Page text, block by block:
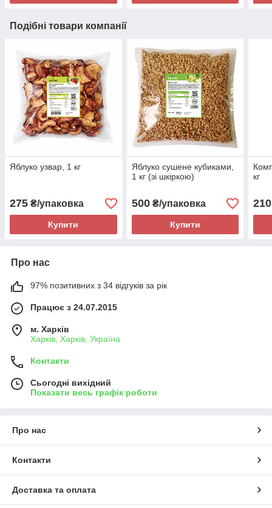
Подібні товари компанії
Яблуко узвар, 1 кг
275 ₴/упаковка
Купити
Яблуко сушене кубиками,
1 кг (зі шкіркою)
500₴/упаковка
Купити
кг
210
Про нас
97% позитивних з 34 відгуків за рік
Працює з 24.07.2015
м. Харків
Харків, Харків, Україна
Контакти
Сьогодні вихідний
Показати весь графік роботи
Про нас
Контакти
Доставка та оплата